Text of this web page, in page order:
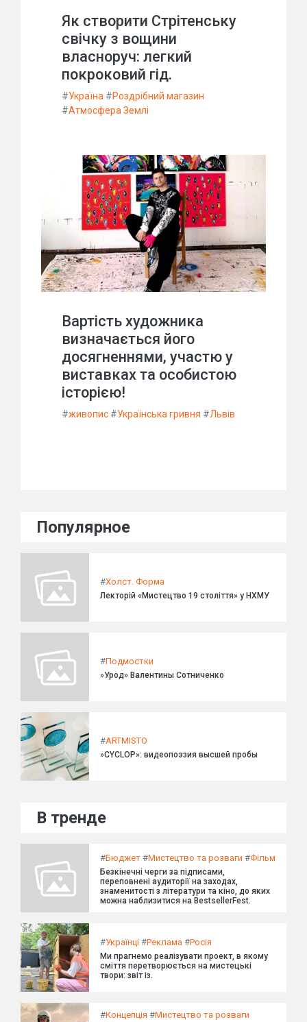
Як створити Стрітенську
свічку з вощини
власноруч: легкий
покроковий гід.
#Україна #Роздрібний магазин
#Атмосфера Землі
Вартість художника
визначається його
досягненнями, участю у
виставках та особистою
історією!
#живопис #Українська гривня #Львів
Популярное
#Холст. Форма
Лекторій «Мистецтво 19 століття» у НХМУ
#Подмостки
»Урод» Валентины Сотниченко
#ARTMISTO
»CYCLOP»: видеопоэзия высшей пробы
В тренде
#Бюджет #Мистецтво та розваги #Фільм
Безкінечні черги за підписами,
переповнені аудиторії на заходах,
знаменитості з літератури та кіно, до яких
можна наблизитися на BestsellerFest.
#Українці #Реклама #Росія
Ми прагнемо реалізувати проект, в якому
сміття перетворюється на мистецькі
твори: звіт із.
#Концепція #Мистецтво та розваги